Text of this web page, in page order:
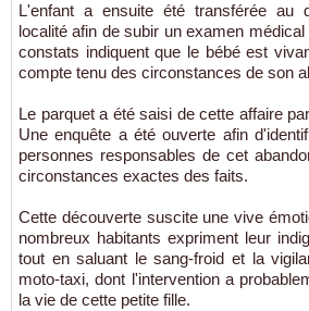
L'enfant a ensuite été transférée au
localité afin de subir un examen
constats indiquent que le bébé est
compte tenu des circonstances de son
Le parquet a été saisi de cette affaire
Une enquête a été ouverte afin
personnes responsables de cet
circonstances exactes des faits.
Cette découverte suscite une vive
nombreux habitants expriment leur
tout en saluant le sang-froid et la
moto-taxi, dont l'intervention a
la vie de cette petite fille.